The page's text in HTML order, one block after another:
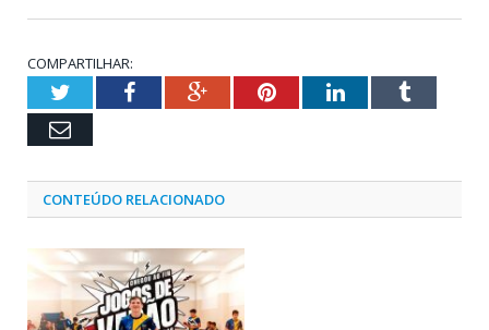
COMPARTILHAR:
TwitterFacebookGoogle+PinterestLinkedInTumblr
Email
CONTEÚDO RELACIONADO